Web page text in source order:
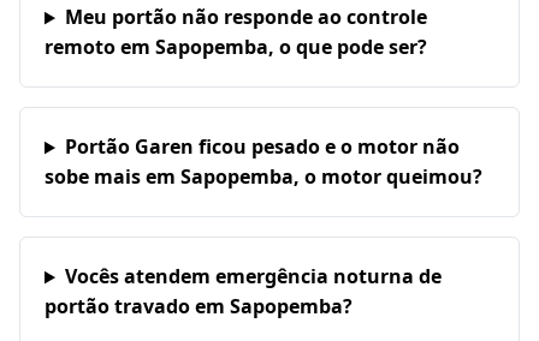
Meu portão não responde ao controle
remoto em Sapopemba, o que pode ser?
Portão Garen ficou pesado e o motor não
sobe mais em Sapopemba, o motor queimou?
Vocês atendem emergência noturna de
portão travado em Sapopemba?